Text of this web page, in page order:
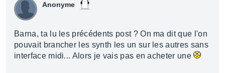
Anonyme
Barna, ta lu les précédents post ? On ma dit que l'on
pouvait brancher les synth les un sur les autres sans
interface midi... Alors je vais pas en acheter une